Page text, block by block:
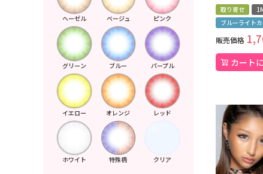
ヘーゼル ベージュ ピンク
グリーン ブルー パープル
イエロー オレンジ レッド
ホワイト 特殊柄 クリア
取り寄せ
ブルーライト
販売価格
カート